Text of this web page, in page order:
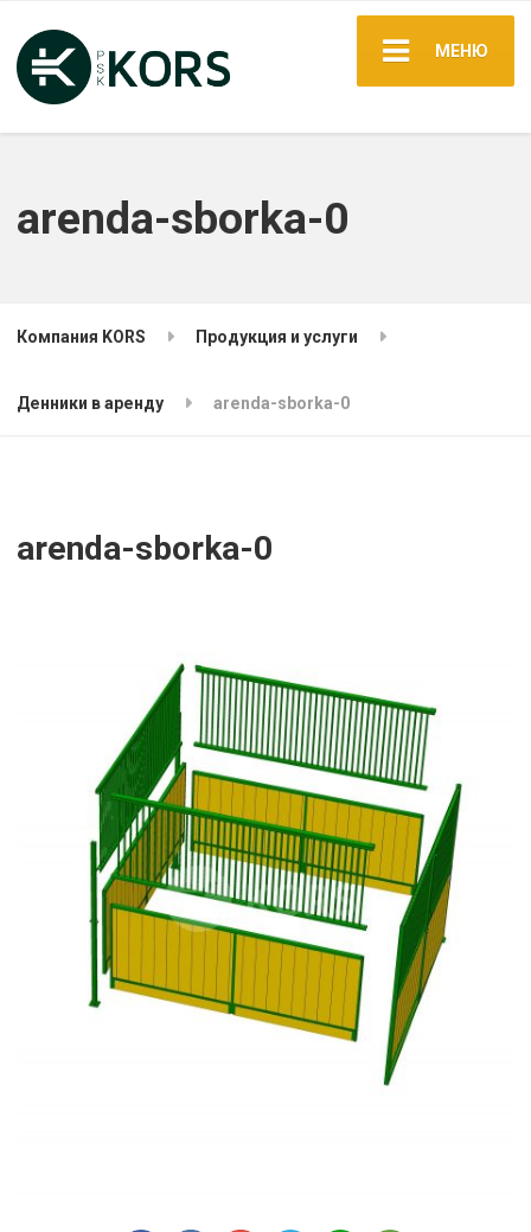
МЕНЮ
arenda-sborka-0
Компания KORS Продукция и услуги
Денники в аренду arenda-sborka-0
arenda-sborka-0